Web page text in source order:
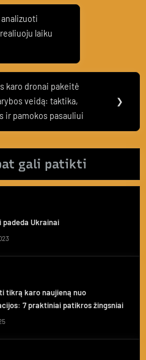
laiku
karo dronai pakeitė
veidą: taktika,
ir pamokos pasauliui
❯
gali patikti
padeda Ukrainai
tikrą karo naujieną nuo
7 praktiniai patikros žingsniai